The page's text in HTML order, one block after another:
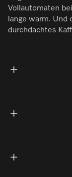
Vollautomaten
lange warm. Und
durchdachtes